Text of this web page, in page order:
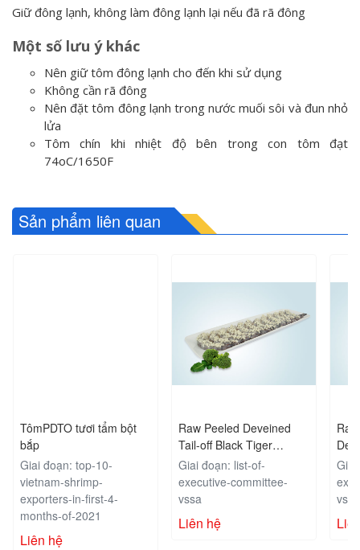
Giữ đông lạnh, không làm đông lạnh lại nếu đã rã đông
Một số lưu ý khác
Nên giữ tôm đông lạnh cho đến khi sử dụng
Không cần rã đông
Nên đặt tôm đông lạnh trong nước muối sôi và đun nhỏ
lửa
Tôm chín khi nhiệt độ bên trong con tôm đạt
74oC/1650F
Sản phẩm liên quan
TômPDTO tươi tẩm bột
bắp
Giai đoạn: top-10-
vietnam-shrimp-
exporters-in-first-4-
months-of-2021
Liên hệ
Raw Peeled Deveined
Tail-off Black Tiger
Shrimp Marinated Garlic
Giai đoạn: list-of-
executive-committee-
vssa
Liên hệ
vssa